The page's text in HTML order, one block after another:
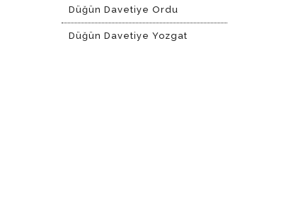
Düğün Davetiye Ordu
Düğün Davetiye Yozgat